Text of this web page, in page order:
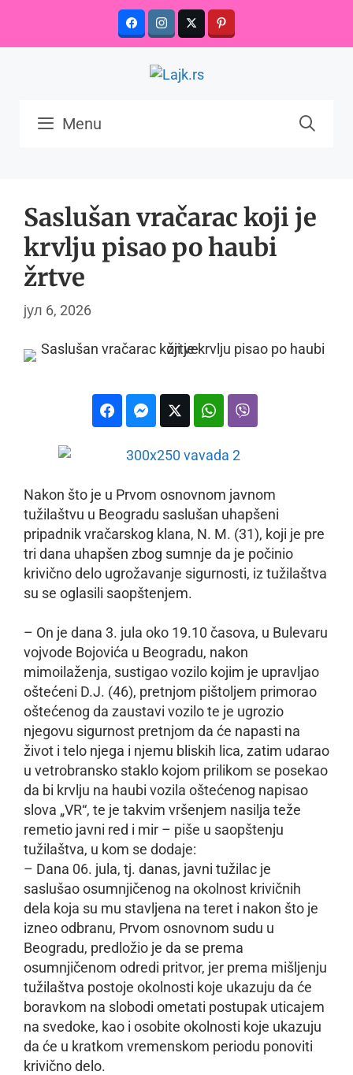
content
Menu
Saslušan vračarac koji je
krvlju pisao po haubi
žrtve
јул 6, 2026
Nakon što je u Prvom osnovnom javnom
tužilaštvu u Beogradu saslušan uhapšeni
pripadnik vračarskog klana, N. M. (31), koji je pre
tri dana uhapšen zbog sumnje da je počinio
krivično delo ugrožavanje sigurnosti, iz tužilaštva
su se oglasili saopštenjem.
– On je dana 3. jula oko 19.10 časova, u Bulevaru
vojvode Bojovića u Beogradu, nakon
mimoilaženja, sustigao vozilo kojim je upravljao
oštećeni D.J. (46), pretnjom pištoljem primorao
oštećenog da zaustavi vozilo te je ugrozio
njegovu sigurnost pretnjom da će napasti na
život i telo njega i njemu bliskih lica, zatim udarao
u vetrobransko staklo kojom prilikom se posekao
da bi krvlju na haubi vozila oštećenog napisao
slova „VR“, te je takvim vršenjem nasilja teže
remetio javni red i mir – piše u saopštenju
tužilaštva, u kom se dodaje:
– Dana 06. jula, tj. danas, javni tužilac je
saslušao osumnjičenog na okolnost krivičnih
dela koja su mu stavljena na teret i nakon što je
izneo odbranu, Prvom osnovnom sudu u
Beogradu, predložio je da se prema
osumnjičenom odredi pritvor, jer prema mišljenju
tužilaštva postoje okolnosti koje ukazuju da će
boravkom na slobodi ometati postupak uticajem
na svedoke, kao i osobite okolnosti koje ukazuju
da će u kratkom vremenskom periodu ponoviti
krivično delo.